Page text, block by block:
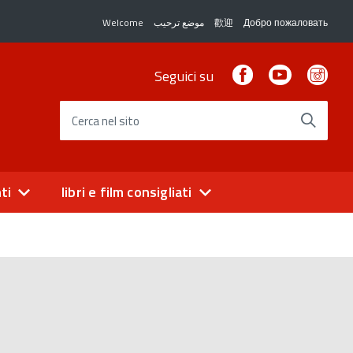
Welcome موضع ترحيب 歡迎 Добро пожаловать
Seguici su FacebookYoutube
Cerca nel sito
libri e film consigliati